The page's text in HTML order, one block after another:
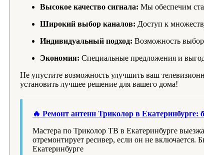
Высокое качество сигнала: Мы обеспечим
Широкий выбор каналов: Доступ к
Индивидуальный подход: Возможность
Экономия: Специальные предложения и
Не упустите возможность улучшить ваш
установить лучшее решение для вашего дома!
🔥 Ремонт антенн Триколор в Екатеринбурге:
Мастера по Триколор ТВ в Екатеринбурге
отремонтирует ресивер, если он не включается.
Екатеринбурге